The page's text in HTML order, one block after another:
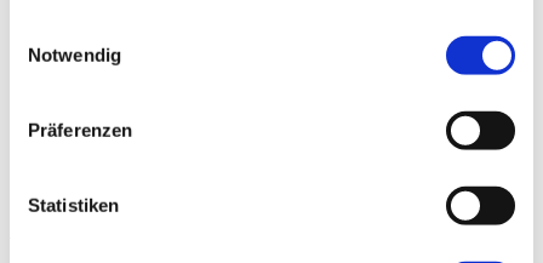
Notwendig
Präferenzen
Statistiken
Werkstatt Wetzlar
Presse
Förderkreis